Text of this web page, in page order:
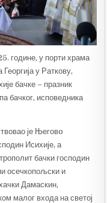
године, у порти храма
у Раткову,
бачке – празник
бачког, исповедника
је Његовo
Исихије, а
бачки господин
осечкопољски и
Дамаскин,
малог входа на светој